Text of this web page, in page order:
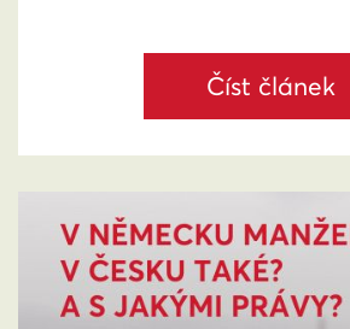
Číst článek